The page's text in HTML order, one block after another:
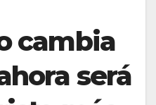
cambia
será